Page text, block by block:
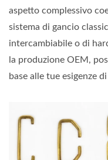
aspetto complessivo
sistema di gancio
intercambiabile o di
la produzione OEM,
base alle tue esigenze